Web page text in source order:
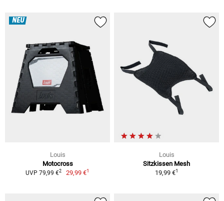
NEU
Louis
Motocross
UVP 79,99 €2 29,99 €1
Louis
Sitzkissen Mesh
19,99 €1